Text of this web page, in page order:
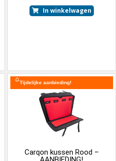
In winkelwagen
Tijdelijke aanbieding!
Carqon kussen Rood –